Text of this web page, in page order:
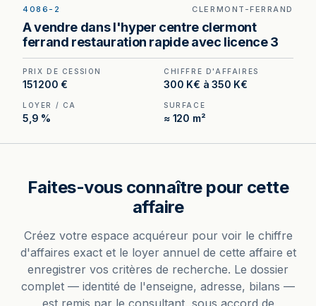
emplacement n°1 en hypercentre, fort passage
piéton.
4086-2 CLERMONT-FERRAND
A vendre dans l'hyper centre clermont
ferrand restauration rapide avec licence 3
PRIX DE CESSION
151 200 €
CHIFFRE D'AFFAIRES
300 K€ à 350 K€
LOYER / CA
5,9 %
SURFACE
≈ 120 m²
Faites-vous connaître pour cette
affaire
Créez votre espace acquéreur pour voir le chiffre
d'affaires exact et le loyer annuel de cette affaire et
enregistrer vos critères de recherche. Le dossier
complet — identité de l'enseigne, adresse, bilans —
est remis par le consultant, sous accord de